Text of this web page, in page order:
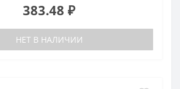
383.48 ₽
НЕТ В НАЛИЧИИ